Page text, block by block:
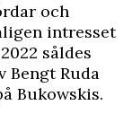
och
intresset
såldes
Bengt Ruda
Bukowskis.